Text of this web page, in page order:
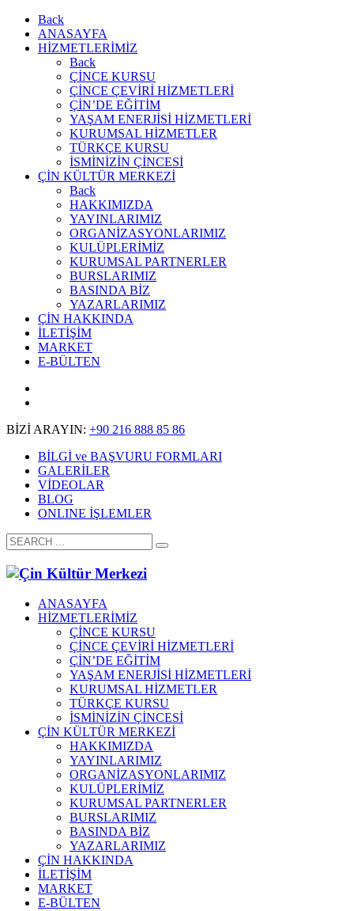
Back
ANASAYFA
HİZMETLERİMİZ
Back
ÇİNCE KURSU
ÇİNCE ÇEVİRİ HİZMETLERİ
ÇİN’DE EĞİTİM
YAŞAM ENERJİSİ HİZMETLERİ
KURUMSAL HİZMETLER
TÜRKÇE KURSU
İSMİNİZİN ÇİNCESİ
ÇİN KÜLTÜR MERKEZİ
Back
HAKKIMIZDA
YAYINLARIMIZ
ORGANİZASYONLARIMIZ
KULÜPLERİMİZ
KURUMSAL PARTNERLER
BURSLARIMIZ
BASINDA BİZ
YAZARLARIMIZ
ÇİN HAKKINDA
İLETİŞİM
MARKET
E-BÜLTEN
BİZİ ARAYIN: +90 216 888 85 86
BİLGİ ve BAŞVURU FORMLARI
GALERİLER
VİDEOLAR
BLOG
ONLINE İŞLEMLER
ANASAYFA
HİZMETLERİMİZ
ÇİNCE KURSU
ÇİNCE ÇEVİRİ HİZMETLERİ
ÇİN’DE EĞİTİM
YAŞAM ENERJİSİ HİZMETLERİ
KURUMSAL HİZMETLER
TÜRKÇE KURSU
İSMİNİZİN ÇİNCESİ
ÇİN KÜLTÜR MERKEZİ
HAKKIMIZDA
YAYINLARIMIZ
ORGANİZASYONLARIMIZ
KULÜPLERİMİZ
KURUMSAL PARTNERLER
BURSLARIMIZ
BASINDA BİZ
YAZARLARIMIZ
ÇİN HAKKINDA
İLETİŞİM
MARKET
E-BÜLTEN